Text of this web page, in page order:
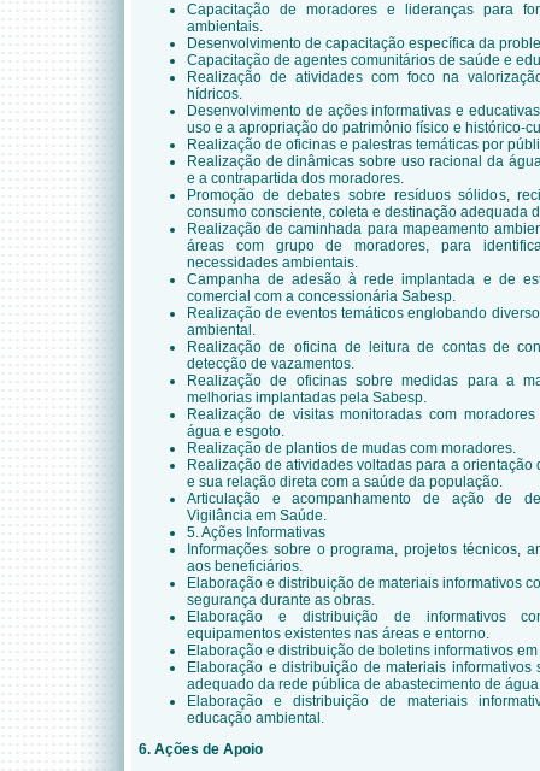
Capacitação de moradores e lideranças para
ambientais.
Desenvolvimento de capacitação específica da
Capacitação de agentes comunitários de saúde e
Realização de atividades com foco na
hídricos.
Desenvolvimento de ações informativas e
uso e a apropriação do patrimônio físico e histórico-
Realização de oficinas e palestras temáticas por
Realização de dinâmicas sobre uso racional da
e a contrapartida dos moradores.
Promoção de debates sobre resíduos sólidos,
consumo consciente, coleta e destinação adequada
Realização de caminhada para mapeamento
áreas com grupo de moradores, para
necessidades ambientais.
Campanha de adesão à rede implantada e de
comercial com a concessionária Sabesp.
Realização de eventos temáticos englobando
ambiental.
Realização de oficina de leitura de contas de
detecção de vazamentos.
Realização de oficinas sobre medidas para a
melhorias implantadas pela Sabesp.
Realização de visitas monitoradas com
água e esgoto.
Realização de plantios de mudas com moradores.
Realização de atividades voltadas para a
e sua relação direta com a saúde da população.
Articulação e acompanhamento de ação de
Vigilância em Saúde.
5. Ações Informativas
Informações sobre o programa, projetos técnicos,
aos beneficiários.
Elaboração e distribuição de materiais informativos
segurança durante as obras.
Elaboração e distribuição de informativos
equipamentos existentes nas áreas e entorno.
Elaboração e distribuição de boletins informativos
Elaboração e distribuição de materiais
adequado da rede pública de abastecimento de
Elaboração e distribuição de materiais
educação ambiental.
6. Ações de Apoio